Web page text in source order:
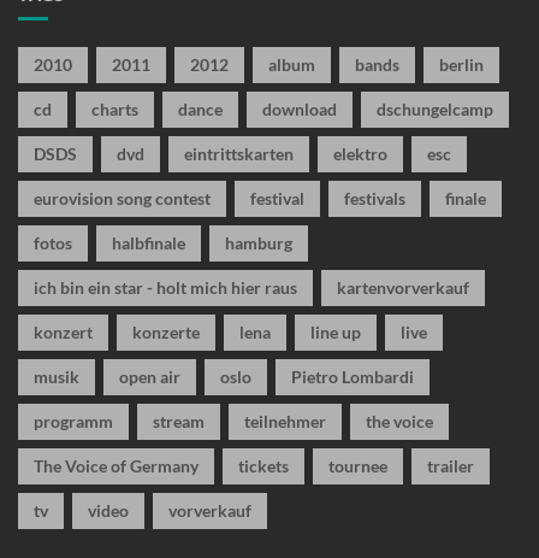
2010 2011 2012 album bands berlin
cd charts dance download dschungelcamp
DSDS dvd eintrittskarten elektro esc
eurovision song contest festival festivals finale
fotos halbfinale hamburg
ich bin ein star - holt mich hier raus kartenvorverkauf
konzert konzerte lena line up live
musik open air oslo Pietro Lombardi
programm stream teilnehmer the voice
The Voice of Germany tickets tournee trailer
tv video vorverkauf